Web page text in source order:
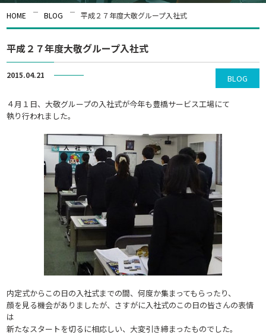
HOME BLOG 平成２７年度大敬グループ入社式
平成２７年度大敬グループ入社式
2015.04.21 BLOG
４月１日、大敬グループの入社式が今年も豊橋サービス工場にて
執り行われました。
内定式からこの日の入社式までの間、何度か集まってもらったり、
顔を見る機会がありましたが、さすがに入社式のこの日の皆さんの表情
は
新たなスタートを切るに相応しい、大変引き締まったものでした。